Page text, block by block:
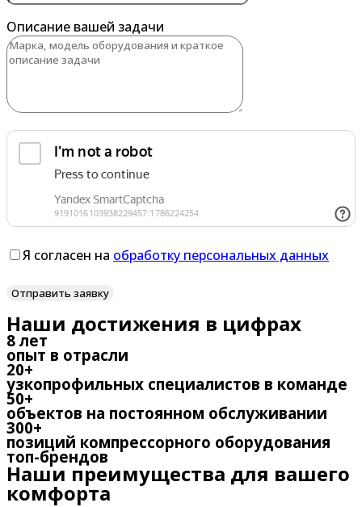
Описание вашей задачи
Я согласен на обработку персональных данных
Наши достижения в цифрах
8 лет
опыт в отрасли
20+
узкопрофильных специалистов в команде
50+
объектов на постоянном обслуживании
300+
позиций компрессорного оборудования
топ-брендов
Наши преимущества для вашего
комфорта